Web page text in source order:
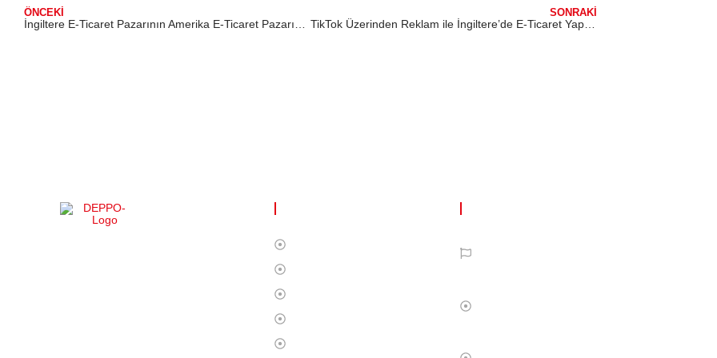
ÖNCEKI SONRAKI
TikTok Üzerinden Reklam ile İngiltere’de E-Ticaret Yapmak ve DEPPO Hizmetlerini Kullanmak